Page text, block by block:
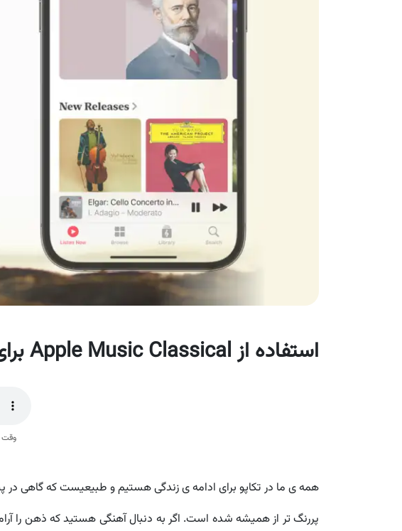
استفاده از Apple Music Classical برای مطالعه، مدیتیشن و یوگا
وقت
همه ی ما در تکاپو برای ادامه ی زندگی هستیم و طبیعیست که گاهی در
پررنگ تر از همیشه شده است. اگر به دنبال آهنگی هستید که ذهن را